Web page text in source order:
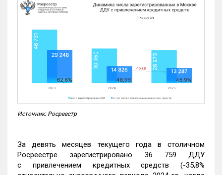
Источник: Росреестр
За девять месяцев текущего года в столичном
Росреестре зарегистрировано 36 759 ДДУ
с привлечением кредитных средств (-35,8%